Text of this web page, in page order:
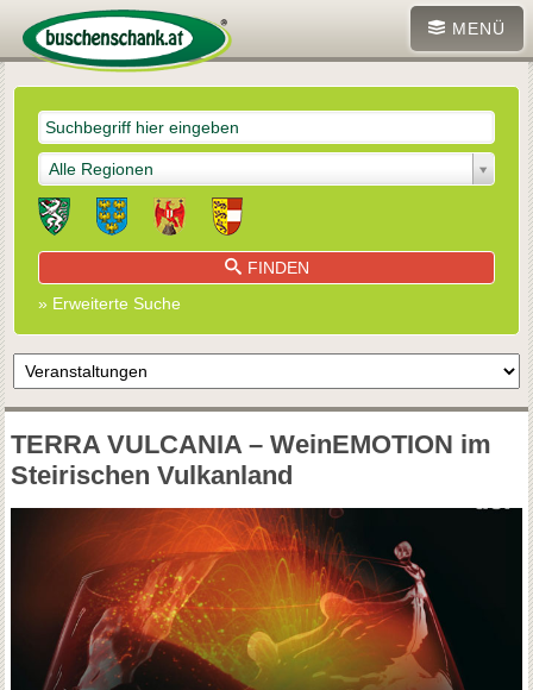
MENÜ
Alle Regionen
FINDEN
» Erweiterte Suche
TERRA VULCANIA – WeinEMOTION im
Steirischen Vulkanland